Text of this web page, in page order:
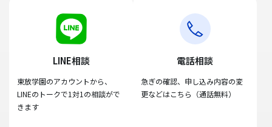
LINE相談
東放学園のアカウントから、
LINEのトークで1対1の相談がで
きます
電話相談
急ぎの確認、申し込み内容の変
更などはこちら（通話無料）